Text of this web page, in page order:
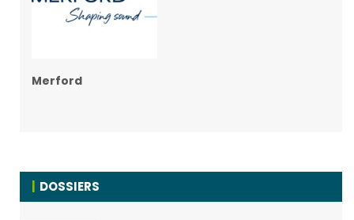
Merford
DOSSIERS